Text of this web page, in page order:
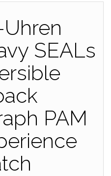
SEALs
PAM